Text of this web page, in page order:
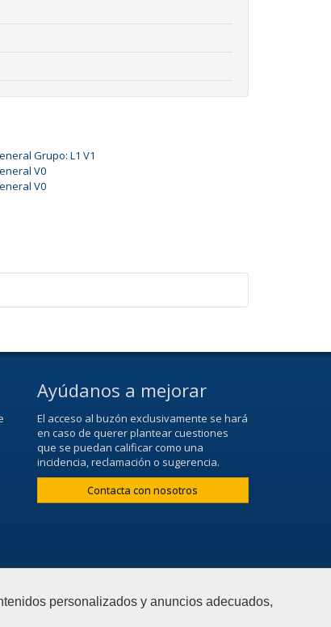
personalizados y anuncios adecuados,
Grupo: L1 V1
V0
V0
Ayúdanos a mejorar
El acceso al buzón exclusivamente se hará
en caso de querer plantear cuestiones
que se puedan calificar como una
incidencia, reclamación o sugerencia.
Contacta con nosotros